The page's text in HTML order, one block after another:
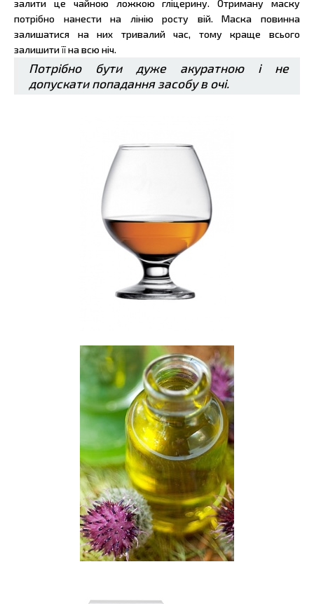
залити це чайною ложкою гліцерину. Отриману маску
потрібно нанести на лінію росту вій. Маска повинна
залишатися на них тривалий час, тому краще всього
залишити її на всю ніч.
Потрібно бути дуже акуратною і не
допускати попадання засобу в очі.